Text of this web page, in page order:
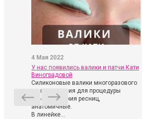
4 Мая 2022
У нас появились валики и патчи Кати
Виноградовой
Силиконовые валики многоразового
использования для процедуры
ламинирования ресниц,
анатомичные.
В линейке...